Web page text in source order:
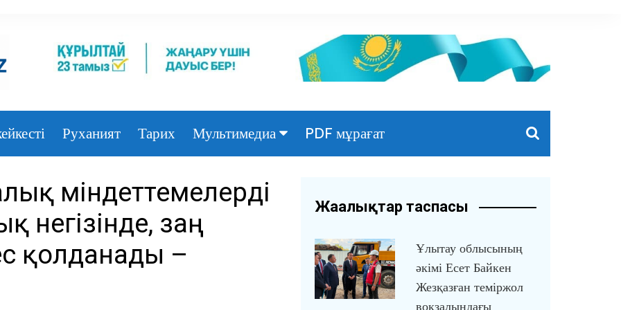
Руханият Тарих Мультимедиа
Видео
PDF мұрағат
міндеттемелерді
негізінде, заң
қолданады –
Жаңалықтар таспасы
Ұлытау облысының
әкімі Есет Байкен
Жезқазған теміржол
вокзалындағы